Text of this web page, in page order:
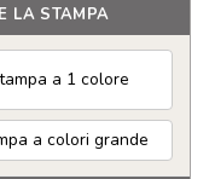
LA STAMPA
a 1 colore
a colori grande